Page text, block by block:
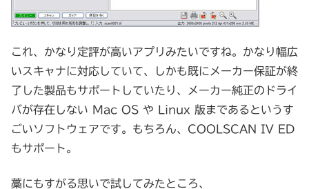
これ、かなり定評が高いアプリみたいですね。かなり幅広
いスキャナに対応していて、しかも既にメーカー保証が終
了した製品もサポートしていたり、メーカー純正のドライ
バが存在しない Mac OS や Linux 版まであるというす
ごいソフトウェアです。もちろん、COOLSCAN IV ED
もサポート。
藁にもすがる思いで試してみたところ、